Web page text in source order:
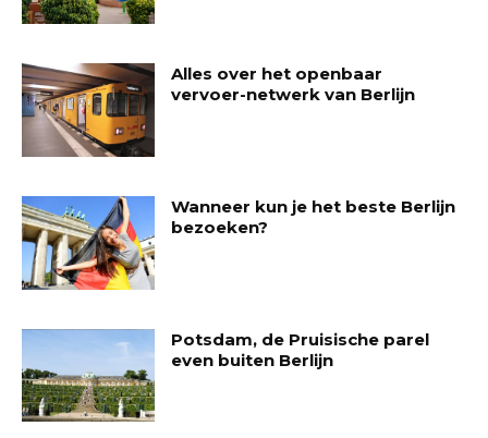
Alles over het openbaar
vervoer-netwerk van Berlijn
Wanneer kun je het beste Berlijn
bezoeken?
Potsdam, de Pruisische parel
even buiten Berlijn